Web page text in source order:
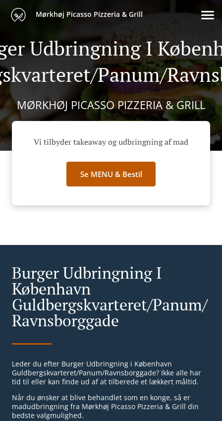
Mørkhøj Picasso Pizzeria & Grill
Udbringning I
Panum/
MØRKHØJ PICASSO PIZZERIA & GRILL
Vi tilbyder takeaway og udbringning af mad
Se MENU & Bestil
Burger Udbringning I
København
Guldbergskvarteret/Panum/
Ravnsborggade
Leder du efter Burger Udbringning i København
Guldbergskvarteret/Panum/Ravnsborggade? Ikke alle har
tid til eller kan finde ud af at tilberede et lækkert måltid.
Når du ønsker at blive behandlet som en konge, så er
madudbringning fra Mørkhøj Picasso Pizzeria & Grill din
bedste valgmulighed.